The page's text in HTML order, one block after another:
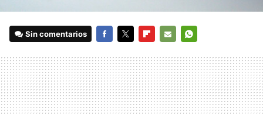
Sin comentarios
MAIL